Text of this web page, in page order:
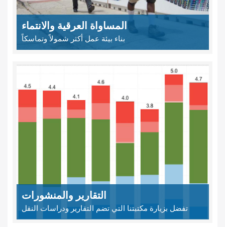
المساواة العرقية والانتماء
بناء بيئة عمل أكثر شمولاً وتماسكاً
التقارير والمنشورات
تفضل بزيارة مكتبتنا التي تضم التقارير ودراسات النقل